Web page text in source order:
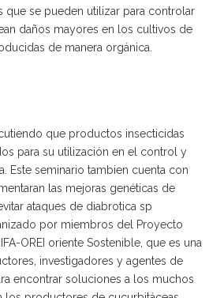
que se pueden utilizar para controlar
daños mayores en los cultivos de
de manera orgánica.
que productos insecticidas
para su utilización en el control y
Este seminario tambien cuenta con
las mejoras genéticas de
ataques de diabrotica sp
por miembros del Proyecto
OREI oriente Sostenible, que es una
investigadores y agentes de
encontrar soluciones a los muchos